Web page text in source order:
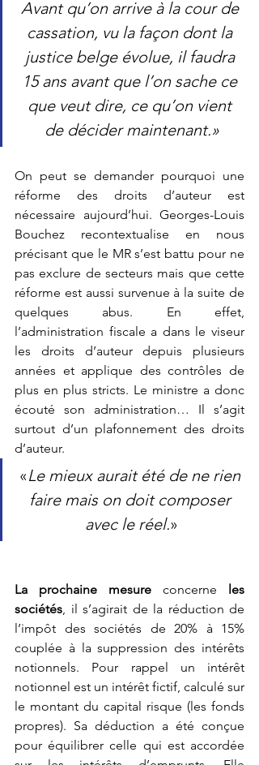
Avant qu’on arrive à la cour de
cassation, vu la façon dont la
justice belge évolue, il faudra
15 ans avant que l’on sache ce
que veut dire, ce qu’on vient
de décider maintenant.»
On peut se demander pourquoi une
réforme des droits d’auteur est
nécessaire aujourd’hui. Georges-Louis
Bouchez recontextualise en nous
précisant que le MR s’est battu pour ne
pas exclure de secteurs mais que cette
réforme est aussi survenue à la suite de
quelques abus. En effet,
l’administration fiscale a dans le viseur
les droits d’auteur depuis plusieurs
années et applique des contrôles de
plus en plus stricts. Le ministre a donc
écouté son administration… Il s’agit
surtout d’un plafonnement des droits
d’auteur.
«Le mieux aurait été de ne rien
faire mais on doit composer
avec le réel.»
La prochaine mesure concerne
les
sociétés, il s’agirait de la réduction de
l’impôt des sociétés de 20% à 15%
couplée à la suppression des intérêts
notionnels. Pour rappel un intérêt
notionnel est un intérêt fictif, calculé sur
le montant du capital risque (les fonds
propres). Sa déduction a été conçue
pour équilibrer celle qui est accordée